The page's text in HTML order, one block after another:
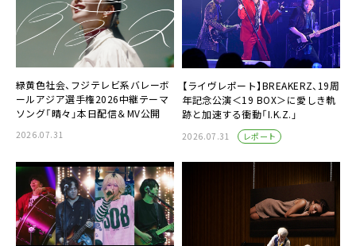
緑黄色社会、フジテレビ系バレーボ
ールアジア選手権2026中継テーマ
ソング「晴々」本日配信＆MV公開
2026.07.31
【ライヴレポート】BREAKERZ、19周
年記念公演＜19 BOX＞に愛しき軌
跡と加速する衝動「I.K.Z.」
2026.07.31 レポート